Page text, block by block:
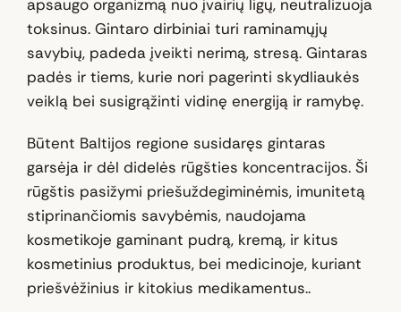
apsaugo organizmą nuo įvairių ligų, neutralizuoja
toksinus. Gintaro dirbiniai turi raminamųjų
savybių, padeda įveikti nerimą, stresą. Gintaras
padės ir tiems, kurie nori pagerinti skydliaukės
veiklą bei susigrąžinti vidinę energiją ir ramybę.
Būtent Baltijos regione susidaręs gintaras
garsėja ir dėl didelės rūgšties koncentracijos. Ši
rūgštis pasižymi priešuždegiminėmis, imunitetą
stiprinančiomis savybėmis, naudojama
kosmetikoje gaminant pudrą, kremą, ir kitus
kosmetinius produktus, bei medicinoje, kuriant
priešvėžinius ir kitokius medikamentus..